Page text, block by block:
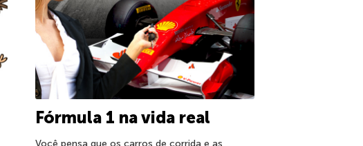
Fórmula 1 na vida real
Você pensa que os carros de corrida e as